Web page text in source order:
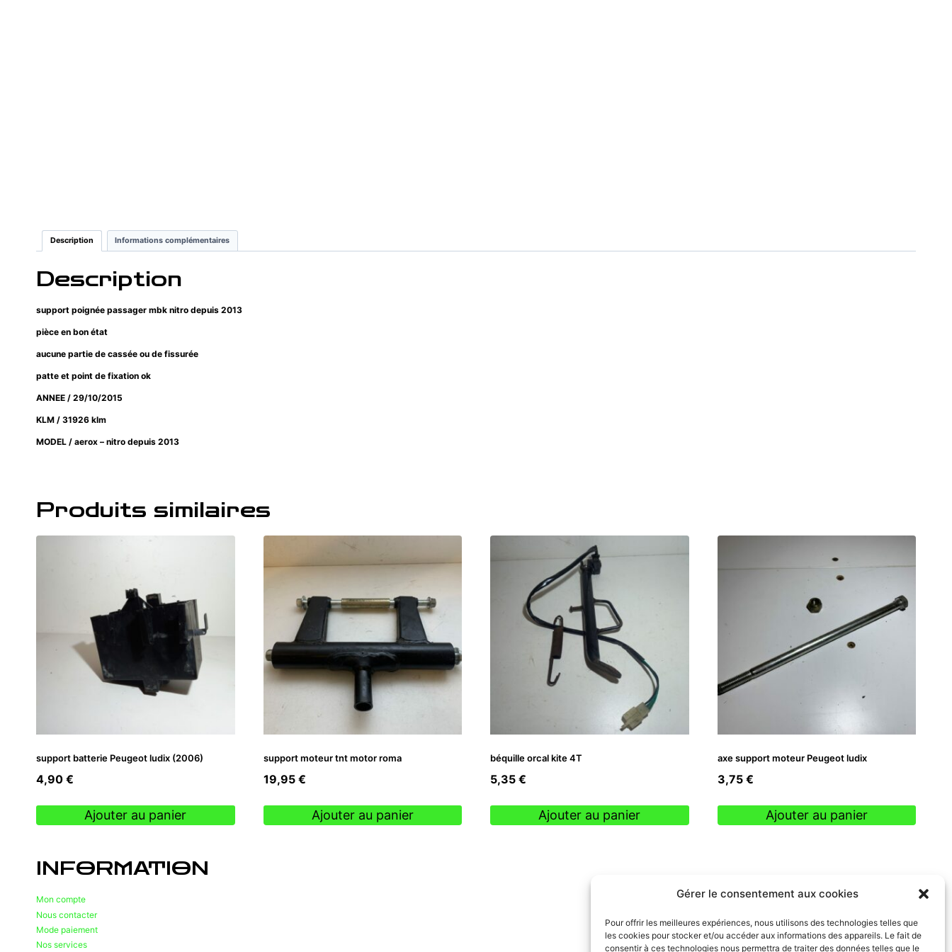
Gérer le consentement aux cookies
Pour offrir les meilleures expériences, nous utilisons des technologies telles que
les cookies pour stocker et/ou accéder aux informations des appareils. Le fait de
consentir à ces technologies nous permettra de traiter des données telles que le
Description Informations complémentaires
Description
support poignée passager mbk nitro depuis 2013
pièce en bon état
aucune partie de cassée ou de fissurée
patte et point de fixation ok
ANNEE / 29/10/2015
KLM / 31926 klm
MODEL / aerox – nitro depuis 2013
Produits similaires
support batterie Peugeot ludix (2006)
4,90 €
Ajouter au panier
support moteur tnt motor roma
19,95 €
Ajouter au panier
béquille orcal kite 4T
5,35 €
Ajouter au panier
axe support moteur Peugeot ludix
3,75 €
Ajouter au panier
INFORMATION
Mon compte
Nous contacter
Mode paiement
Nos services